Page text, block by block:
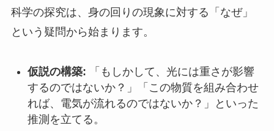
科学の探究は、身の回りの現象に対する「なぜ」
という疑問から始まります。
仮説の構築: 「もしかして、光には重さが影響
するのではないか？」「この物質を組み合わせ
れば、電気が流れるのではないか？」といった
推測を立てる。